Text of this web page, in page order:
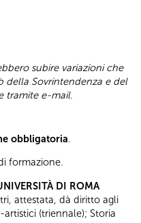
subire variazioni che
della Sovrintendenza e del
tramite e-mail.
obbligatoria.
formazione.
DI ROMA
attestata, dà diritto agli
(triennale); Storia